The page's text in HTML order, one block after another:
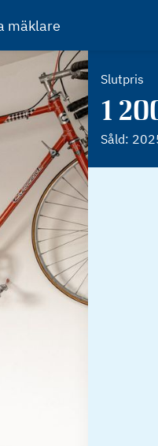
mäklare
Slutpris
1
Såld: